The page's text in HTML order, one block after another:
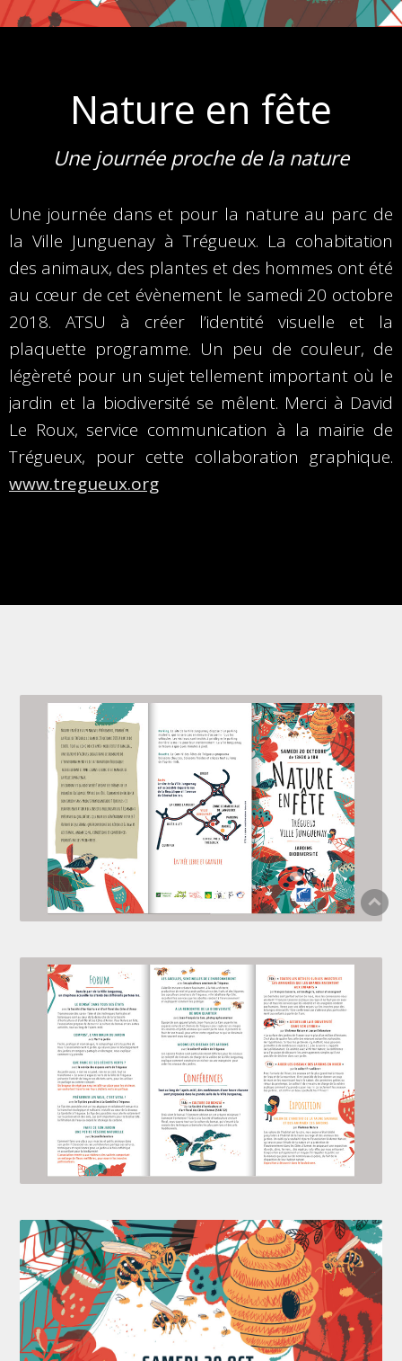
Nature en fête
Une journée proche de la nature
Une journée dans et pour la nature au parc de
la Ville Junguenay à Trégueux. La cohabitation
des animaux, des plantes et des hommes ont été
au cœur de cet évènement le samedi 20 octobre
2018. ATSU à créer l’identité visuelle et la
plaquette programme. Un peu de couleur, de
légèreté pour un sujet tellement important où le
jardin et la biodiversité se mêlent. Merci à David
Le Roux, service communication à la mairie de
Trégueux, pour cette collaboration graphique.
www.tregueux.org